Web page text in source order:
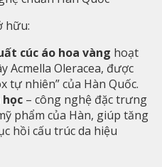
hữu:
cúc áo hoa vàng hoạt
Acmella Oleracea, được
tự nhiên” của Hàn Quốc.
– công nghệ đặc trưng
phẩm của Hàn, giúp tăng
hồi cấu trúc da hiệu